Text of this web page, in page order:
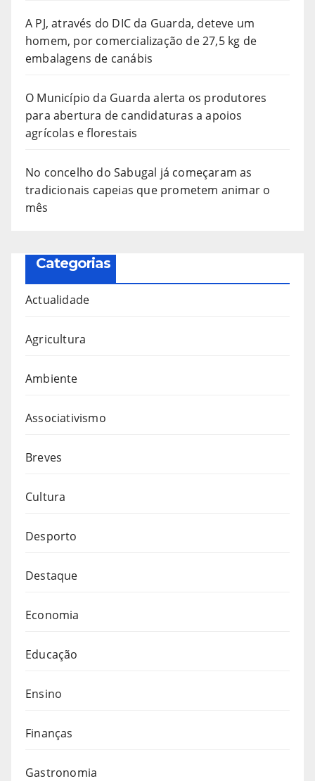
A PJ, através do DIC da Guarda, deteve um
homem, por comercialização de 27,5 kg de
embalagens de canábis
O Município da Guarda alerta os produtores
para abertura de candidaturas a apoios
agrícolas e florestais
No concelho do Sabugal já começaram as
tradicionais capeias que prometem animar o
mês
Categorias
Actualidade
Agricultura
Ambiente
Associativismo
Breves
Cultura
Desporto
Destaque
Economia
Educação
Ensino
Finanças
Gastronomia